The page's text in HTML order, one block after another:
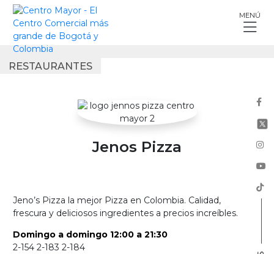
Skip
MENÚ
Jeno’s Pizza la mejor Pizza en Colombia. Calidad,
frescura y deliciosos ingredientes a precios increíbles.
Domingo a domingo 12:00 a 21:30
2-154 2-183 2-184
RESTAURANTES
Jenos Pizza